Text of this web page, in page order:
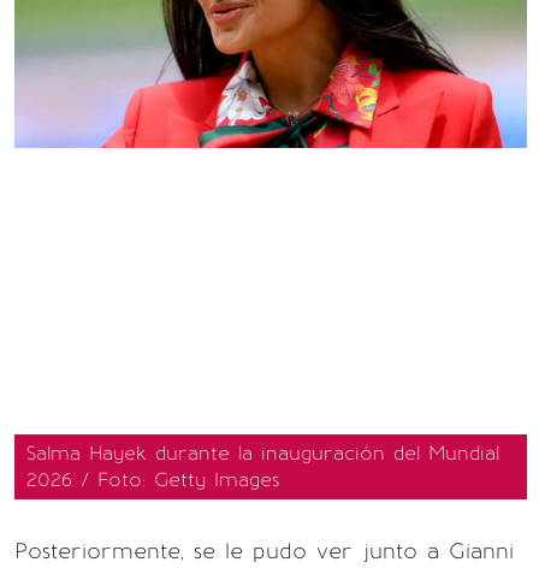
Salma Hayek durante la inauguración del Mundial
2026 / Foto: Getty Images
Posteriormente, se le pudo ver junto a Gianni